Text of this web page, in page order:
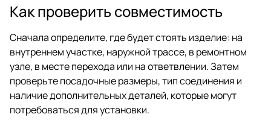
Как проверить совместимость
Сначала определите, где будет стоять изделие: на
внутреннем участке, наружной трассе, в ремонтном
узле, в месте перехода или на ответвлении. Затем
проверьте посадочные размеры, тип соединения и
наличие дополнительных деталей, которые могут
потребоваться для установки.